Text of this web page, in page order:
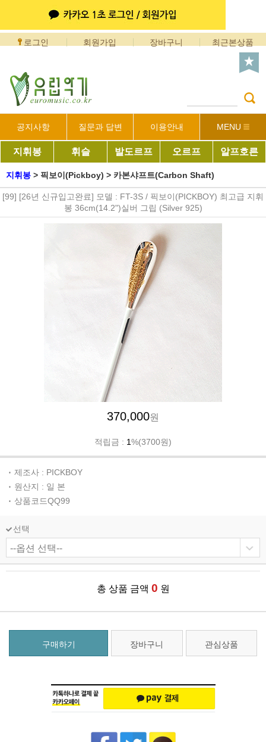
로그인 회원가입 장바구니 최근본상품
공지사항 질문과 답변 이용안내 MENU
지휘봉 휘슬 발도르프 오르프 알프호른
지휘봉 > 픽보이(Pickboy) > 카본샤프트(Carbon Shaft)
[99] [26년 신규입고완료] 모델 : FT-3S / 픽보이(PICKBOY) 최고급 지휘
봉 36cm(14.2")실버 그립 (Silver 925)
370,000원
적립금 : 1%(3700원)
제조사 : PICKBOY
원산지 : 일 본
상품코드QQ99
선택
총 상품 금액 0 원
구매하기 장바구니 관심상품